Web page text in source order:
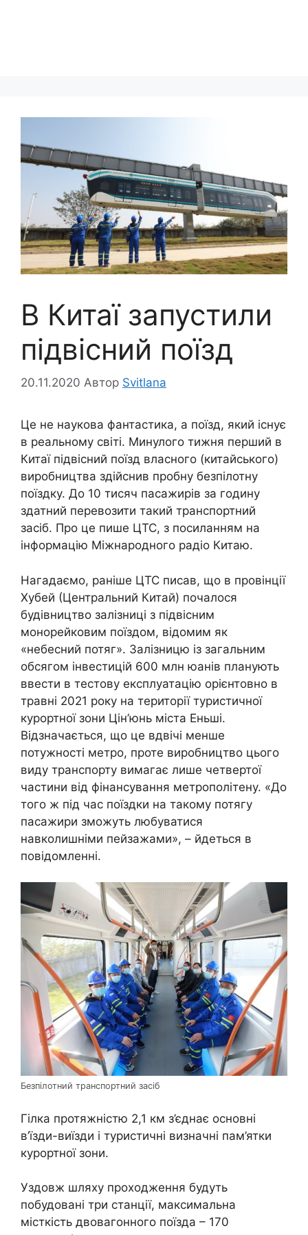
В Китаї запустили
підвісний поїзд
20.11.2020 Автор Svitlana
Це не наукова фантастика, а поїзд, який існує
в реальному світі. Минулого тижня перший в
Китаї підвісний поїзд власного (китайського)
виробництва здійснив пробну безпілотну
поїздку. До 10 тисяч пасажирів за годину
здатний перевозити такий транспортний
засіб. Про це пише ЦТС, з посиланням на
інформацію Міжнародного радіо Китаю.
Нагадаємо, раніше ЦТС писав, що в провінції
Хубей (Центральний Китай) почалося
будівництво залізниці з підвісним
монорейковим поїздом, відомим як
«небесний потяг». Залізницю із загальним
обсягом інвестицій 600 млн юанів планують
ввести в тестову експлуатацію орієнтовно в
травні 2021 року на території туристичної
курортної зони Цін’юнь міста Еньші.
Відзначається, що це вдвічі менше
потужності метро, ​​проте виробництво цього
виду транспорту вимагає лише четвертої
частини від фінансування метрополітену. «До
того ж під час поїздки на такому потягу
пасажири зможуть любуватися
навколишніми пейзажами», – йдеться в
повідомленні.
Безпілотний транспортний засіб
Гілка протяжністю 2,1 км з’єднає основні
в’їзди-виїзди і туристичні визначні пам’ятки
курортної зони.
Уздовж шляху проходження будуть
побудовані три станції, максимальна
місткість двовагонного поїзда – 170